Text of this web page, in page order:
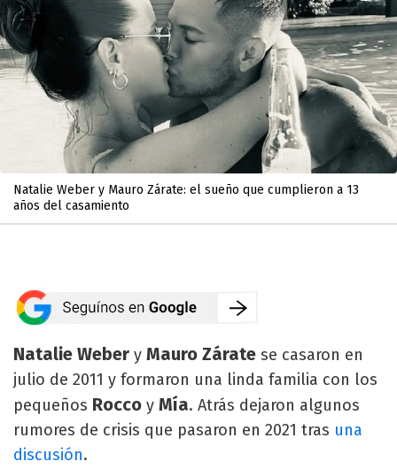
Natalie Weber y Mauro Zárate: el sueño que cumplieron a 13
años del casamiento
Natalie Weber y Mauro Zárate se casaron en
julio de 2011 y formaron una linda familia con los
pequeños Rocco y Mía. Atrás dejaron algunos
rumores de crisis que pasaron en 2021 tras una
discusión.